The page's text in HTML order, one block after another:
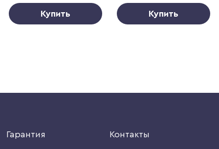
Купить Купить
Гарантия Контакты